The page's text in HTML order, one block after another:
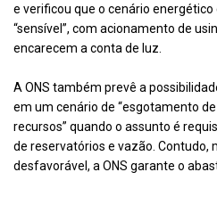
e verificou que o cenário
“sensível”, com acionamento de
encarecem a conta de luz.
A ONS também prevê a
em um cenário de “esgotamento
recursos” quando o assunto é
de reservatórios e vazão. Contudo,
desfavorável, a ONS garante o